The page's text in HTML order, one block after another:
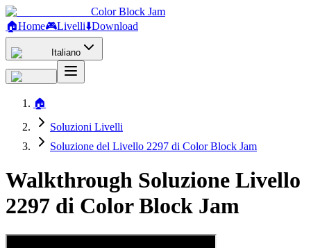
Color Block Jam
🏠Home🎮Livelli⬇️Download
Italiano
🏠
Soluzioni Livelli
Soluzione del Livello 2297 di Color Block Jam
Walkthrough Soluzione Livello
2297 di Color Block Jam